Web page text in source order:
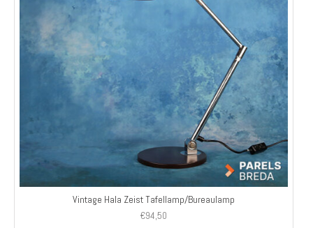
Vintage Hala Zeist Tafellamp/Bureaulamp
€94,50